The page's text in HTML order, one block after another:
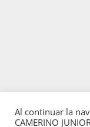
Al continuar la
CAMERINO